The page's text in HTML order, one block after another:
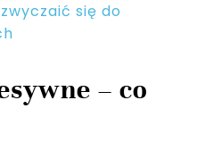
się do
– co